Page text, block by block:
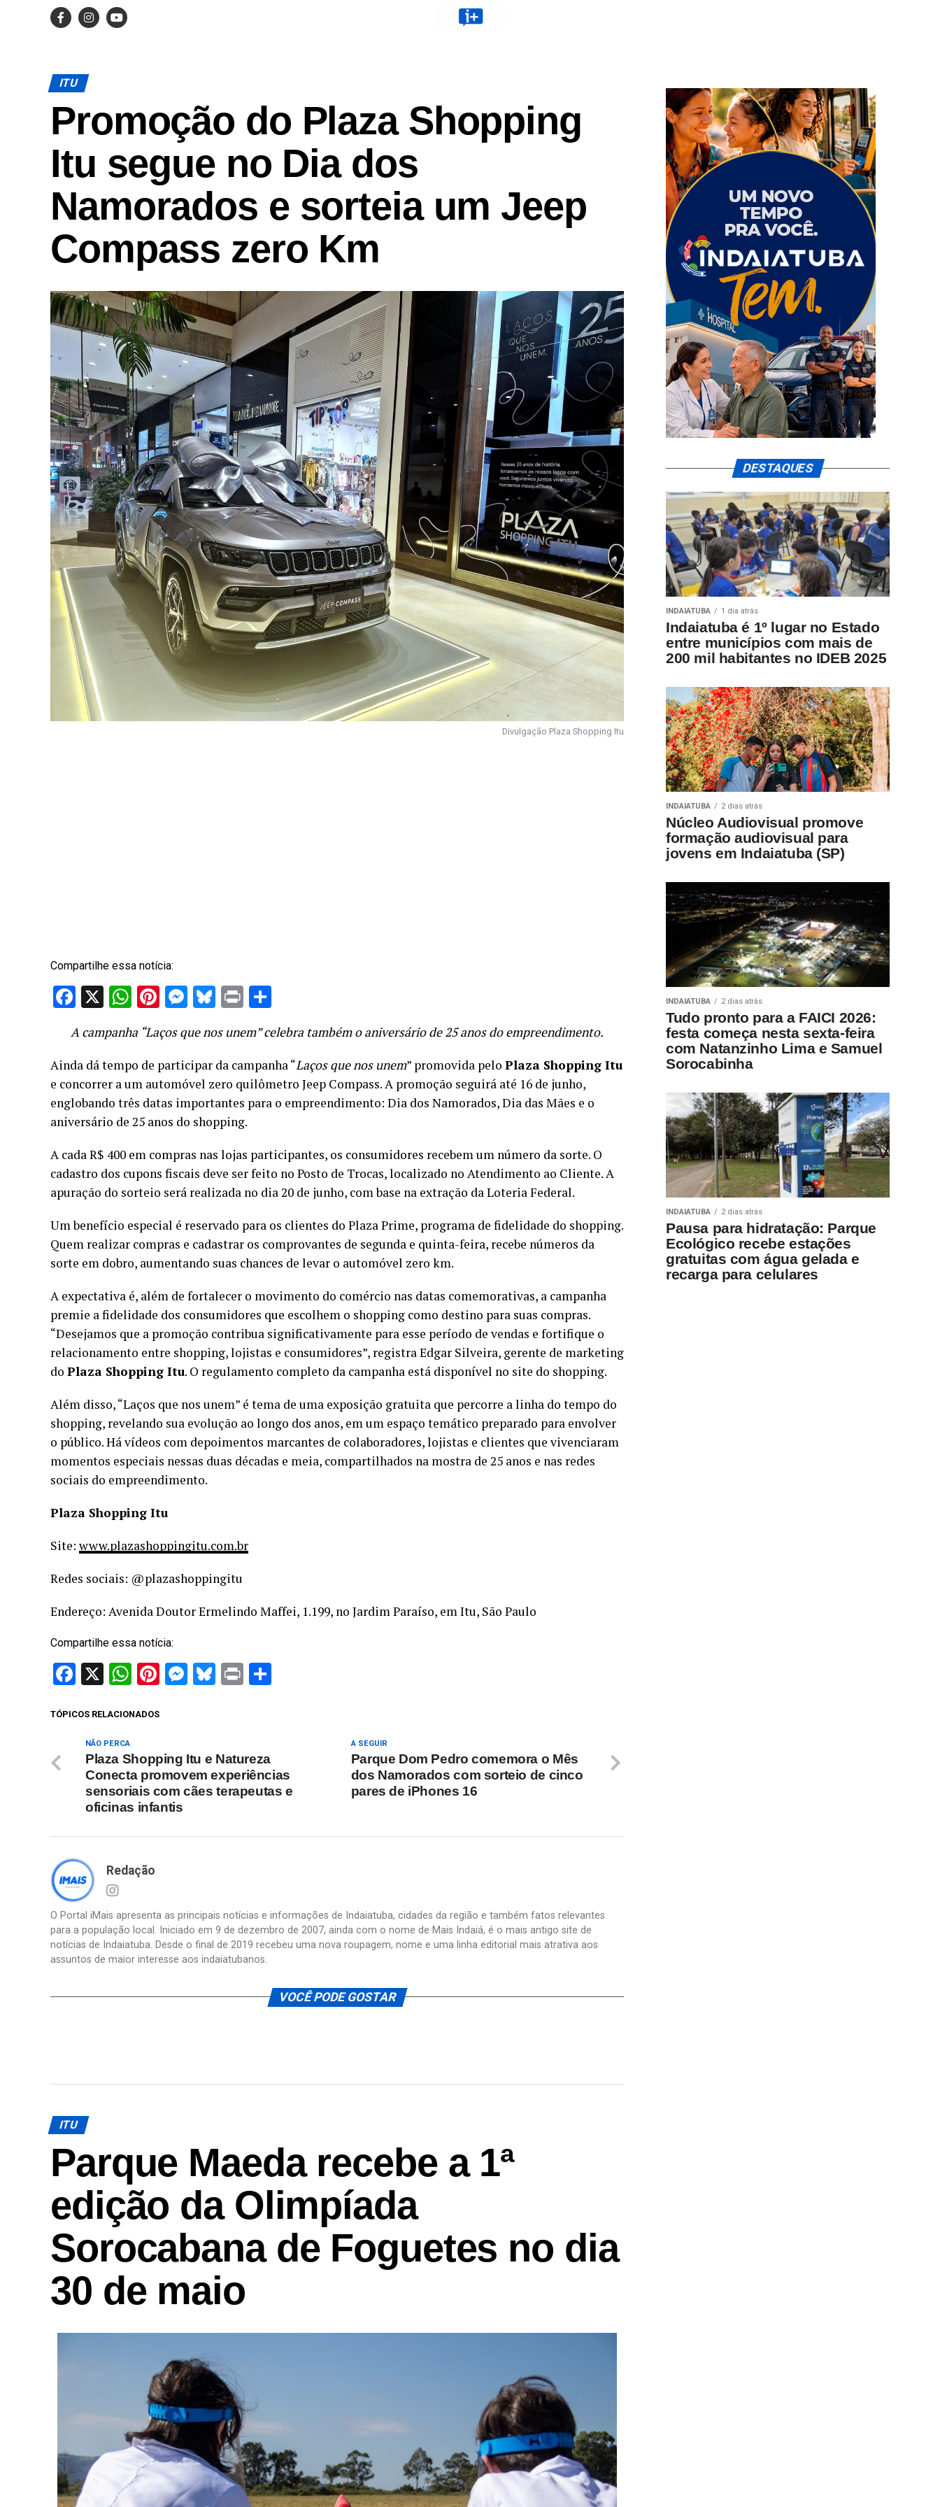
ITU
Promoção do Plaza Shopping
Itu segue no Dia dos
Namorados e sorteia um Jeep
Compass zero Km
Divulgação Plaza Shopping Itu
Compartilhe essa notícia:
Facebook
X WhatsApp
Pinterest
Messenger
Bluesky
Print
A campanha “Laços que nos unem” celebra também o aniversário de 25 anos do empreendimento.
Ainda dá tempo de participar da campanha “Laços que nos unem” promovida pelo Plaza Shopping Itu
e concorrer a um automóvel zero quilômetro Jeep Compass. A promoção seguirá até 16 de junho,
englobando três datas importantes para o empreendimento: Dia dos Namorados, Dia das Mães e o
aniversário de 25 anos do shopping.
A cada R$ 400 em compras nas lojas participantes, os consumidores recebem um número da sorte. O
cadastro dos cupons fiscais deve ser feito no Posto de Trocas, localizado no Atendimento ao Cliente. A
apuração do sorteio será realizada no dia 20 de junho, com base na extração da Loteria Federal.
Um benefício especial é reservado para os clientes do Plaza Prime, programa de fidelidade do shopping.
Quem realizar compras e cadastrar os comprovantes de segunda e quinta-feira, recebe números da
sorte em dobro, aumentando suas chances de levar o automóvel zero km.
A expectativa é, além de fortalecer o movimento do comércio nas datas comemorativas, a campanha
premie a fidelidade dos consumidores que escolhem o shopping como destino para suas compras.
“Desejamos que a promoção contribua significativamente para esse período de vendas e fortifique o
relacionamento entre shopping, lojistas e consumidores”, registra Edgar Silveira, gerente de marketing
do Plaza Shopping Itu. O regulamento completo da campanha está disponível no site do shopping.
Além disso, “Laços que nos unem” é tema de uma exposição gratuita que percorre a linha do tempo do
shopping, revelando sua evolução ao longo dos anos, em um espaço temático preparado para envolver
o público. Há vídeos com depoimentos marcantes de colaboradores, lojistas e clientes que vivenciaram
momentos especiais nessas duas décadas e meia, compartilhados na mostra de 25 anos e nas redes
sociais do empreendimento.
Plaza Shopping Itu
Site: www.plazashoppingitu.com.br
Redes sociais: @plazashoppingitu
Endereço: Avenida Doutor Ermelindo Maffei, 1.199, no Jardim Paraíso, em Itu, São Paulo
Compartilhe essa notícia:
Facebook
X WhatsApp
Pinterest
Messenger
Bluesky
Print
TÓPICOS RELACIONADOS
A SEGUIR
Parque Dom Pedro comemora o Mês
dos Namorados com sorteio de cinco
pares de iPhones 16
NÃO PERCA
Plaza Shopping Itu e Natureza
Conecta promovem experiências
sensoriais com cães terapeutas e
oficinas infantis
Redação
O Portal iMais apresenta as principais notícias e informações de Indaiatuba, cidades da região e também fatos relevantes
para a população local. Iniciado em 9 de dezembro de 2007, ainda com o nome de Mais Indaiá, é o mais antigo site de
notícias de Indaiatuba. Desde o final de 2019 recebeu uma nova roupagem, nome e uma linha editorial mais atrativa aos
assuntos de maior interesse aos indaiatubanos.
VOCÊ PODE GOSTAR
ITU
Parque Maeda recebe a 1ª
edição da Olimpíada
Sorocabana de Foguetes no dia
30 de maio
DESTAQUES
INDAIATUBA 1 dia atrás
Indaiatuba é 1º lugar no Estado
entre municípios com mais de
200 mil habitantes no IDEB 2025
INDAIATUBA 2 dias atrás
Núcleo Audiovisual promove
formação audiovisual para
jovens em Indaiatuba (SP)
INDAIATUBA 2 dias atrás
Tudo pronto para a FAICI 2026:
festa começa nesta sexta-feira
com Natanzinho Lima e Samuel
Sorocabinha
INDAIATUBA 2 dias atrás
Pausa para hidratação: Parque
Ecológico recebe estações
gratuitas com água gelada e
recarga para celulares